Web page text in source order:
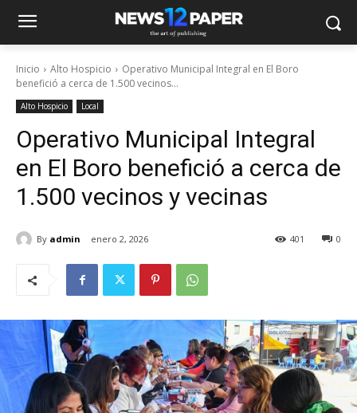
Inicio Alto Hospicio
Operativo Municipal Integral en El Boro
benefició a cerca de 1.500 vecinos...
Alto Hospicio Local
Operativo Municipal Integral
en El Boro benefició a cerca de
1.500 vecinos y vecinas
By admin enero 2, 2026 0
401